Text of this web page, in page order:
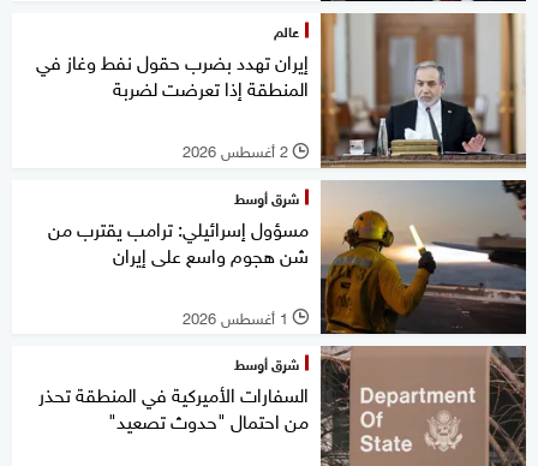
عالم
إيران تهدد بضرب حقول نفط وغاز في
المنطقة إذا تعرضت لضربة
l 2 أغسطس 2026
شرق أوسط
مسؤول إسرائيلي: ترامب يقترب من
شن هجوم واسع على إيران
l 1 أغسطس 2026
شرق أوسط
السفارات الأميركية في المنطقة تحذر
من احتمال "حدوث تصعيد"